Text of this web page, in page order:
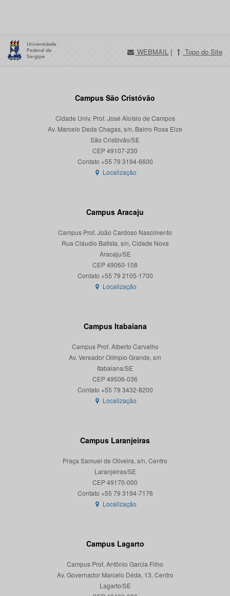
WEBMAIL | Topo do Site
Campus São Cristóvão
Cidade Univ. Prof. José Aloísio de Campos
Av. Marcelo Deda Chagas, s/n, Bairro Rosa Elze
São Cristóvão/SE
CEP 49107-230
Localização
Campus Aracaju
Campus Prof. João Cardoso Nascimento
Rua Cláudio Batista, s/n, Cidade Nova
Aracaju/SE
CEP 49060-108
Localização
Campus Itabaiana
Campus Prof. Alberto Carvalho
Av. Vereador Olímpio Grande, s/n
Itabaiana/SE
CEP 49506-036
Localização
Campus Laranjeiras
Praça Samuel de Oliveira, s/n, Centro
Laranjeiras/SE
CEP 49170-000
Localização
Campus Lagarto
Campus Prof. Antônio Garcia Filho
Av. Governador Marcelo Déda, 13, Centro
Lagarto/SE